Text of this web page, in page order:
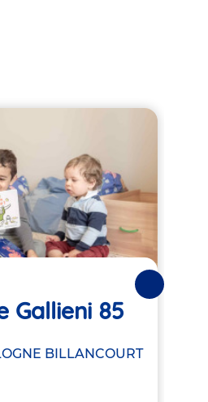
Gallieni 85
BILLANCOURT
Suivantes